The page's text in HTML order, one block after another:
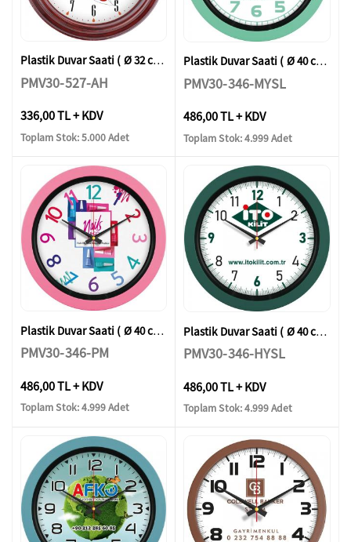
Plastik Duvar Saati ( Ø 32 cm )
PMV30-527-AH
336,00 TL + KDV
Toplam Stok: 5.000 Adet
Plastik Duvar Saati ( Ø 40 cm )
PMV30-346-MYSL
486,00 TL + KDV
Toplam Stok: 4.999 Adet
Plastik Duvar Saati ( Ø 40 cm )
PMV30-346-PM
486,00 TL + KDV
Toplam Stok: 4.999 Adet
Plastik Duvar Saati ( Ø 40 cm )
PMV30-346-HYSL
486,00 TL + KDV
Toplam Stok: 4.999 Adet